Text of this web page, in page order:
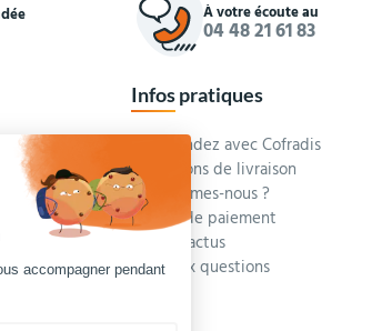
À votre écoute au
04 48 21 61 83
des
Infos pratiques
Commandez avec Cofradis
Conditions de livraison
Qui sommes-nous ?
Modes de paiement
Blog et actus
Foire aux questions